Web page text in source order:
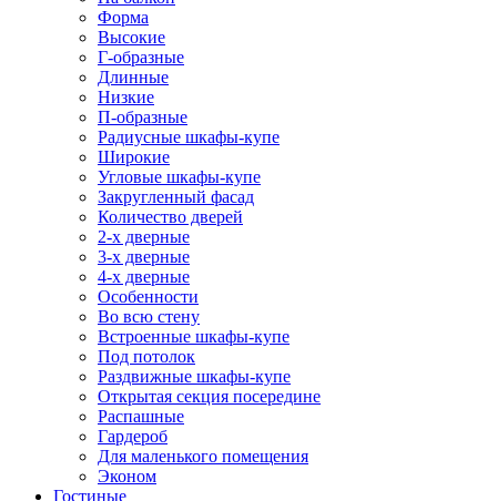
Форма
Высокие
Г-образные
Длинные
Низкие
П-образные
Радиусные шкафы-купе
Широкие
Угловые шкафы-купе
Закругленный фасад
Количество дверей
2-х дверные
3-х дверные
4-х дверные
Особенности
Во всю стену
Встроенные шкафы-купе
Под потолок
Раздвижные шкафы-купе
Открытая секция посередине
Распашные
Гардероб
Для маленького помещения
Эконом
Гостиные